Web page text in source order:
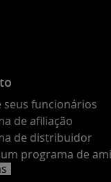
seus funcionários
de afiliação
de distribuidor
programa de